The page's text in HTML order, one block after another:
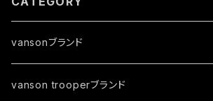
vansonブランド
ジャケット
vanson trooperブランド